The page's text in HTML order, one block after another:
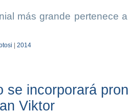
más grande pertenece
2014
se incorporará
Viktor